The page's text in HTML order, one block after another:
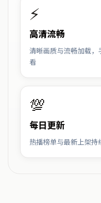
⚡
高清流畅
清晰画质与流畅加载
看
💯
每日更新
热播榜单与最新上架